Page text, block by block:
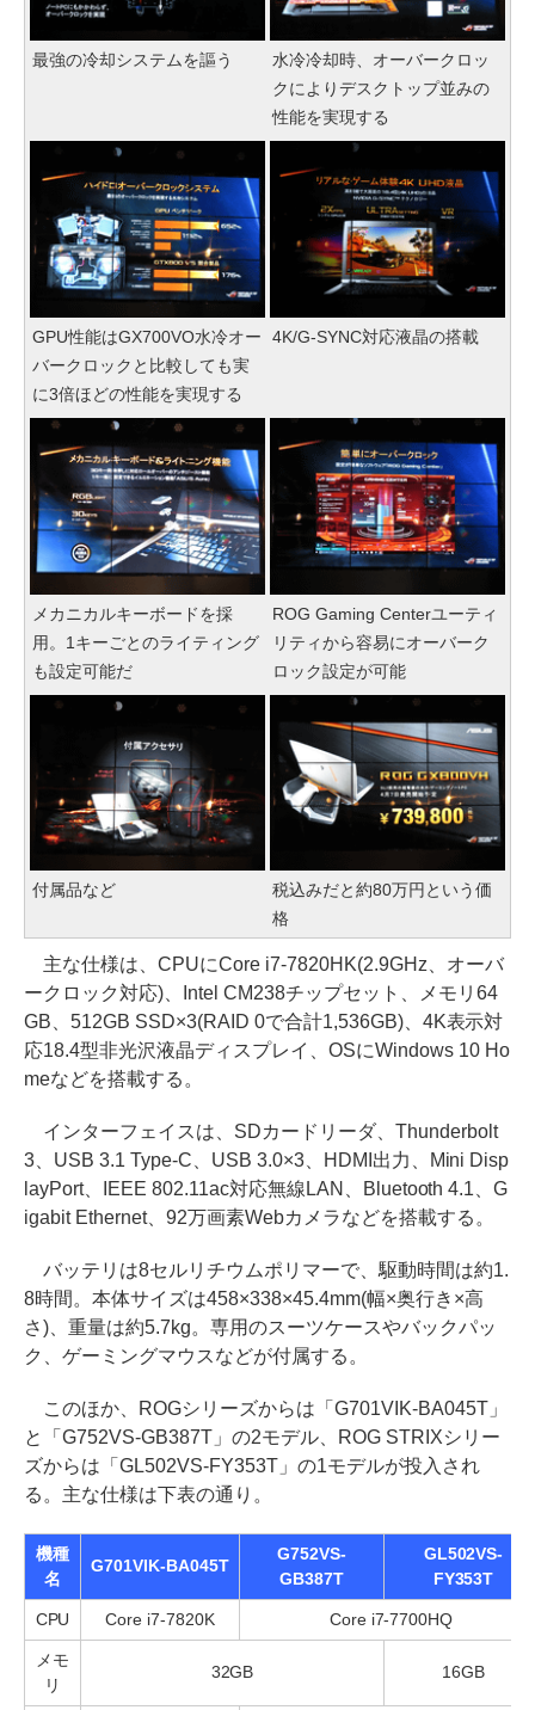
最強の冷却システムを謳う
水冷冷却時、オーバークロッ
クによりデスクトップ並みの
性能を実現する
GPU性能はGX700VO水冷オー
バークロックと比較しても実
に3倍ほどの性能を実現する
4K/G-SYNC対応液晶の搭載
メカニカルキーボードを採
用。1キーごとのライティング
も設定可能だ
ROG Gaming Centerユーティ
リティから容易にオーバーク
ロック設定が可能
付属品など
税込みだと約80万円という価
格
主な仕様は、CPUにCore i7-7820HK(2.9GHz、オーバ
ークロック対応)、Intel CM238チップセット、メモリ64
GB、512GB SSD×3(RAID 0で合計1,536GB)、4K表示対
応18.4型非光沢液晶ディスプレイ、OSにWindows 10 Ho
meなどを搭載する。
インターフェイスは、SDカードリーダ、Thunderbolt
3、USB 3.1 Type-C、USB 3.0×3、HDMI出力、Mini Disp
layPort、IEEE 802.11ac対応無線LAN、Bluetooth 4.1、G
igabit Ethernet、92万画素Webカメラなどを搭載する。
バッテリは8セルリチウムポリマーで、駆動時間は約1.
8時間。本体サイズは458×338×45.4mm(幅×奥行き×高
さ)、重量は約5.7kg。専用のスーツケースやバックパッ
ク、ゲーミングマウスなどが付属する。
このほか、ROGシリーズからは「G701VIK-BA045T」
と「G752VS-GB387T」の2モデル、ROG STRIXシリー
ズからは「GL502VS-FY353T」の1モデルが投入され
る。主な仕様は下表の通り。
機種
名
G701VIK-BA045T
G752VS-
GB387T
GL502VS-
FY353T
CPU Core i7-7820K Core i7-7700HQ
メモ
リ
32GB 16GB